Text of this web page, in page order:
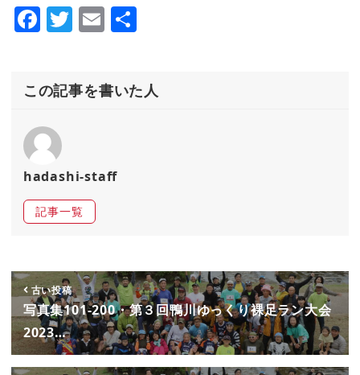
F
e
b
o
o
k
T
te
E
l
この記事を書いた人
hadashi-staff
記事一覧
古い投稿
写真集101-200・第３回鴨川ゆっくり裸足ラン大会
2023…